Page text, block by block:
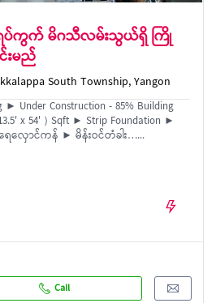
ရပ်ကွက် မိဂသီလမ်းသွယ်ရှိ ကြို
းမည်
South Township, Yangon
► Under Construction - 85% Building
x 54' ) Sqft ► Strip Foundation ►
လှောင်ကန် ► မိန်းဝင်တံခါး…...
Call